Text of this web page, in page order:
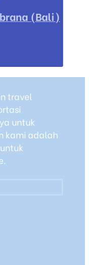
(Bali)
travel
untuk
kami adalah